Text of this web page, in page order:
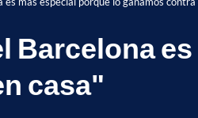
Barcelona
casa"